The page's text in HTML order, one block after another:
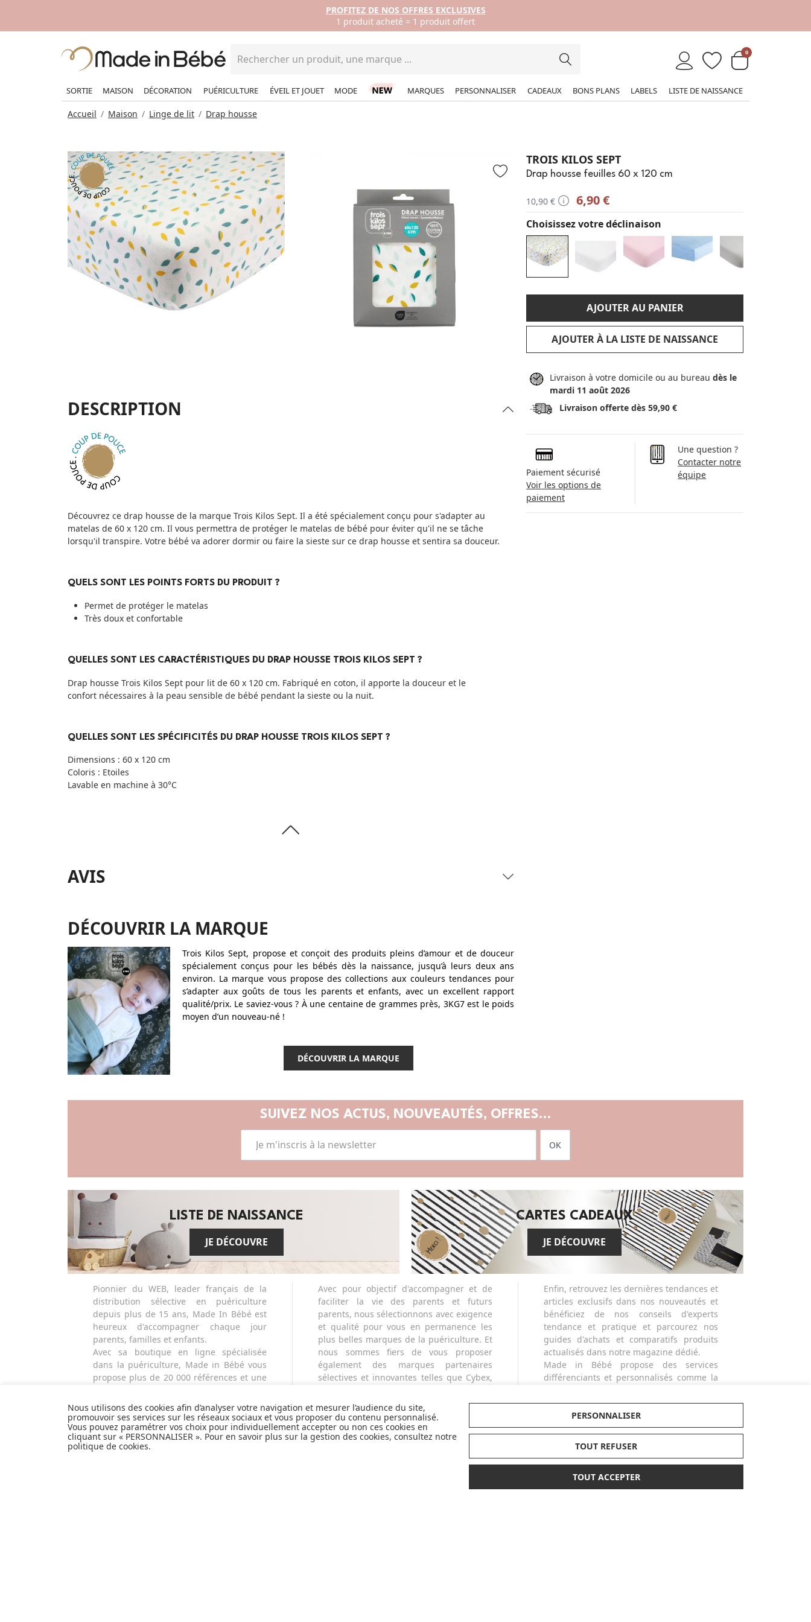
DÉCOUVREZ LE MAGAZINE MADE IN BÉBÉ ÉDITION #05
Grandir dehors : Premières aventures en famille !
0
SORTIE MAISON DÉCORATION PUÉRICULTURE ÉVEIL ET JOUET MODE MARQUES PERSONNALISER CADEAUX BONS PLANS LABELS LISTE DE NAISSANCE
Accueil Maison Linge de lit Drap housse
TROIS KILOS SEPT
Drap housse feuilles 60 x 120 cm
10,90 € 6,90 €
Choisissez votre déclinaison
AJOUTER AU PANIER
AJOUTER À LA LISTE DE NAISSANCE
Livraison à votre domicile ou au bureau dès le
mardi 11 août 2026
Livraison offerte dès 59,90 €
Paiement sécurisé
Voir les options de
paiement
Une question ?
Contacter notre
équipe
DESCRIPTION
Découvrez ce drap housse de la marque Trois Kilos Sept. Il a été spécialement conçu pour s'adapter au
matelas de 60 x 120 cm. Il vous permettra de protéger le matelas de bébé pour éviter qu'il ne se tâche
lorsqu'il transpire. Votre bébé va adorer dormir ou faire la sieste sur ce drap housse et sentira sa douceur.
QUELS SONT LES POINTS FORTS DU PRODUIT ?
Permet de protéger le matelas
Très doux et confortable
QUELLES SONT LES CARACTÉRISTIQUES DU DRAP HOUSSE TROIS KILOS SEPT ?
Drap housse Trois Kilos Sept pour lit de 60 x 120 cm. Fabriqué en coton, il apporte la douceur et le
confort nécessaires à la peau sensible de bébé pendant la sieste ou la nuit.
QUELLES SONT LES SPÉCIFICITÉS DU DRAP HOUSSE TROIS KILOS SEPT ?
Dimensions : 60 x 120 cm
Coloris : Etoiles
Lavable en machine à 30°C
AVIS
DÉCOUVRIR LA MARQUE
Trois Kilos Sept, propose et conçoit des produits pleins d’amour et de douceur
spécialement conçus pour les bébés dès la naissance, jusqu’à leurs deux ans
environ. La marque vous propose des collections aux couleurs tendances pour
s’adapter aux goûts de tous les parents et enfants, avec un excellent rapport
qualité/prix. Le saviez-vous ? À une centaine de grammes près, 3KG7 est le poids
moyen d’un nouveau-né !
DÉCOUVRIR LA MARQUE
SUIVEZ NOS ACTUS, NOUVEAUTÉS, OFFRES...
OK
LISTE DE NAISSANCE
JE DÉCOUVRE
CARTES CADEAUX
JE DÉCOUVRE
Pionnier du WEB, leader français de la
distribution sélective en puériculture
depuis plus de 15 ans, Made In Bébé est
heureux d'accompagner chaque jour
parents, familles et enfants.
Avec sa boutique en ligne spécialisée
dans la puériculture, Made in Bébé vous
propose plus de 20 000 références et une
Que ce soit pour préparer l'arrivée d'un
heureux événement ou faire plaisir à vos
proches et à vous-même, découvrez tout
notre univers et articles de produits de
puériculture, équipement bébé, hygiène
Avec pour objectif d'accompagner et de
faciliter la vie des parents et futurs
parents, nous sélectionnons avec exigence
et qualité pour vous en permanence les
plus belles marques de la puériculture. Et
nous sommes fiers de vous proposer
également des marques partenaires
sélectives et innovantes telles que Cybex,
Babyzen, Stokke, etc...
Pour mieux vous accompagner dans vos
choix, retrouvez nos labels pour
sélectionner les meilleurs articles pour
Enfin, retrouvez les dernières tendances et
articles exclusifs dans nos nouveautés et
bénéficiez de nos conseils d'experts
tendance et pratique et parcourez nos
guides d'achats et comparatifs produits
actualisés dans notre magazine dédié.
Made in Bébé propose des services
différenciants et personnalisés comme la
bien la possibilité de créer des listes de
naissances avec facilité. Alors n'hésitez
plus ! Personnalisez vos cadeaux ! Craquez
pour nos broderies et offrez un sac à dos,
un bavoir, un protège-carnet de santé ou
un doudou personnalisé avec le prénom
de l'enfant.
Nous utilisons des cookies afin d’analyser votre navigation et mesurer l’audience du site,
promouvoir ses services sur les réseaux sociaux et vous proposer du contenu personnalisé.
Vous pouvez paramétrer vos choix pour individuellement accepter ou non ces cookies en
cliquant sur « PERSONNALISER ». Pour en savoir plus sur la gestion des cookies, consultez notre
politique de cookies.
PERSONNALISER
TOUT REFUSER
TOUT ACCEPTER